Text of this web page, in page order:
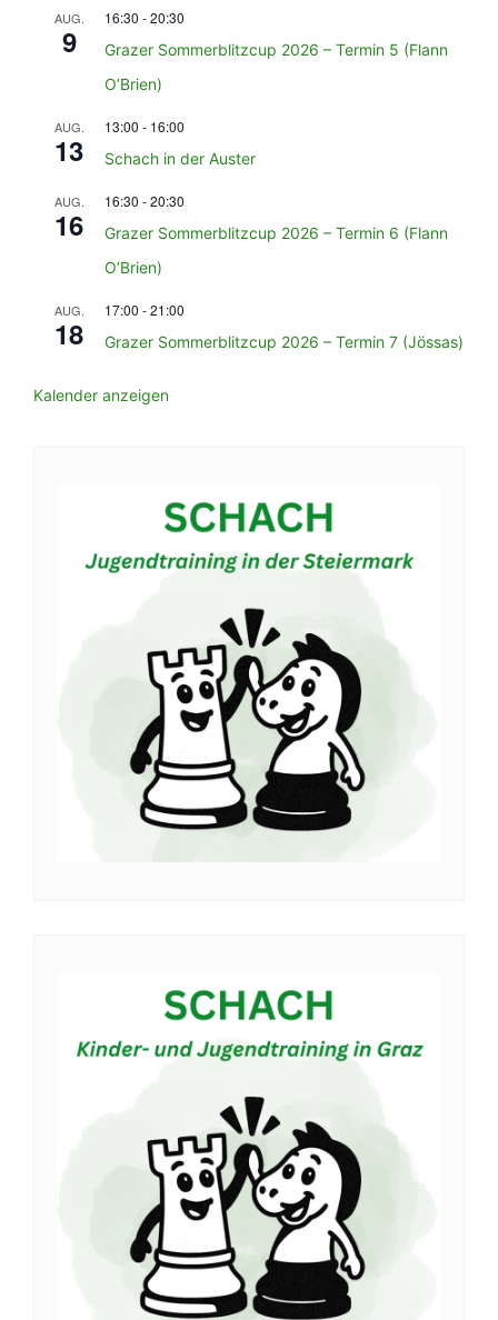
AUG.
9
16:30 -20:30
Grazer Sommerblitzcup 2026 – Termin 5 (Flann
O’Brien)
AUG.
13
13:00 - 16:00
Schach in der Auster
AUG.
16
16:30 -20:30
Grazer Sommerblitzcup 2026 – Termin 6 (Flann
O’Brien)
AUG.
18
17:00 -21:00
Grazer Sommerblitzcup 2026 – Termin 7 (Jössas)
Kalender anzeigen